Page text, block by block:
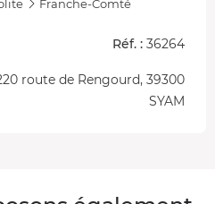
Franche-Comté
Réf. : 36264
route de Rengourd, 39300
SYAM